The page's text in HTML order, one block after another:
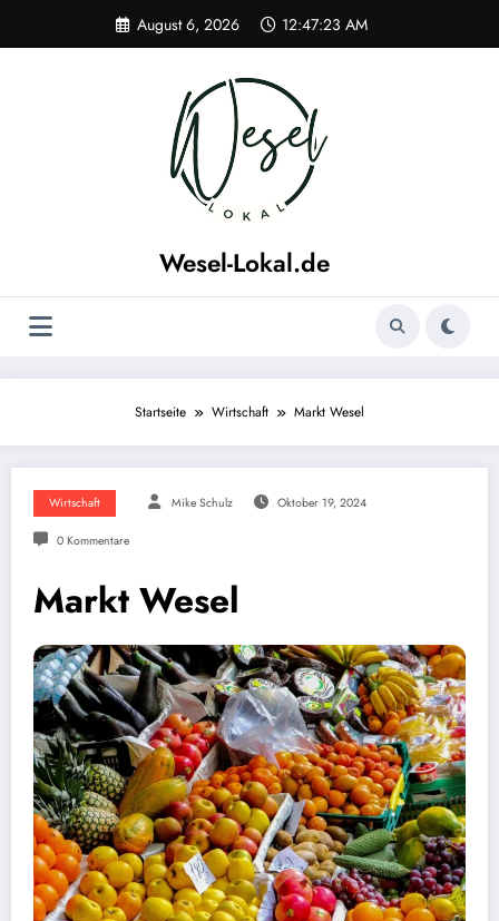
springen
August 6, 2026 12:47:23 AM
Wesel-Lokal.de
Startseite Wirtschaft Markt Wesel
Wirtschaft Mike Schulz Oktober 19, 2024
0 Kommentare
Markt Wesel